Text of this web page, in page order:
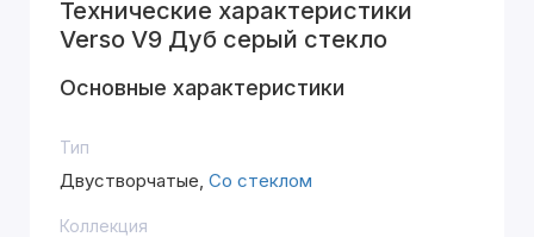
Технические характеристики
Verso V9 Дуб серый стекло
Основные характеристики
Тип
Двустворчатые, Со стеклом
Коллекция